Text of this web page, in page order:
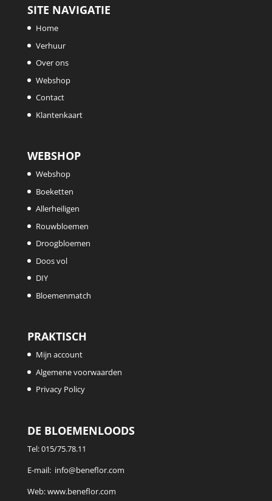
SITE NAVIGATIE
Home
Verhuur
Over ons
Webshop
Contact
Klantenkaart
WEBSHOP
Webshop
Boeketten
Allerheiligen
Rouwbloemen
Droogbloemen
Doos vol
DIY
Bloemenmatch
PRAKTISCH
Mijn account
Algemene voorwaarden
Privacy Policy
DE BLOEMENLOODS
Tel:015/75.78.11
E-mail: info@beneflor.com
Web:www.beneflor.com